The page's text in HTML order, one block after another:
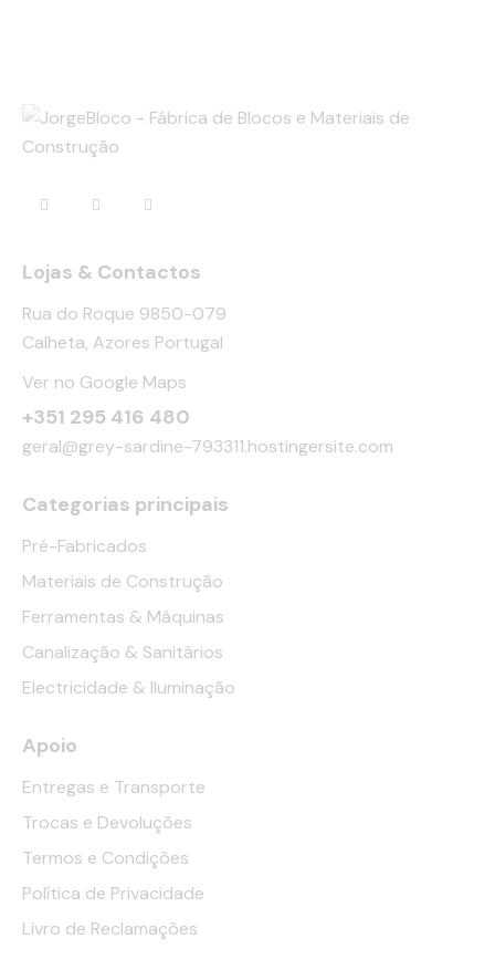
Lojas & Contactos
Rua do Roque 9850-079
Calheta, Azores Portugal
Ver no Google Maps
+351 295 416 480
geral@grey-sardine-793311.hostingersite.com
Categorias principais
Pré-Fabricados
Materiais de Construção
Ferramentas & Máquinas
Canalização & Sanitários
Electricidade & Iluminação
Apoio
Entregas e Transporte
Trocas e Devoluções
Termos e Condições
Política de Privacidade
Livro de Reclamações